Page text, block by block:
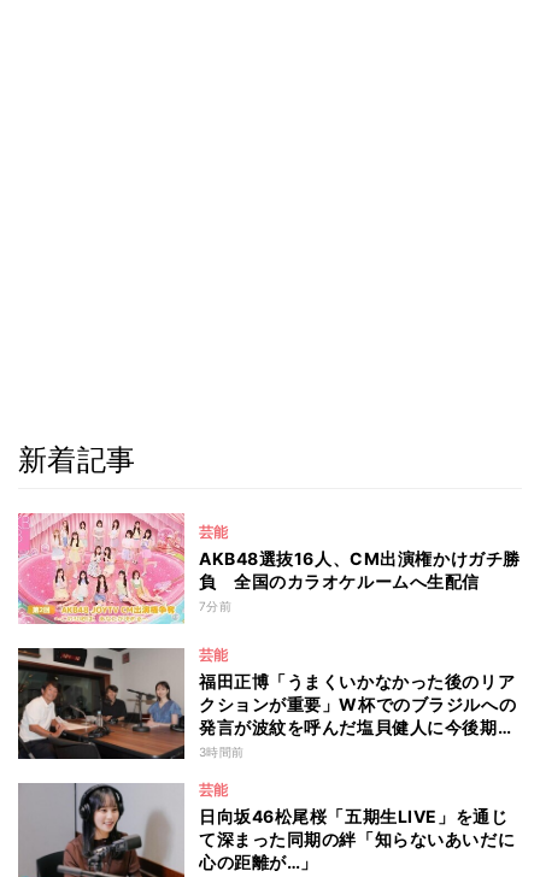
新着記事
芸能
AKB48選抜16人、CM出演権かけガチ勝
負 全国のカラオケルームへ生配信
7分前
芸能
福田正博「うまくいかなかった後のリア
クションが重要」W杯でのブラジルへの
発言が波紋を呼んだ塩貝健人に今後期待
することは？
3時間前
芸能
日向坂46松尾桜「五期生LIVE」を通じ
て深まった同期の絆「知らないあいだに
心の距離が…」